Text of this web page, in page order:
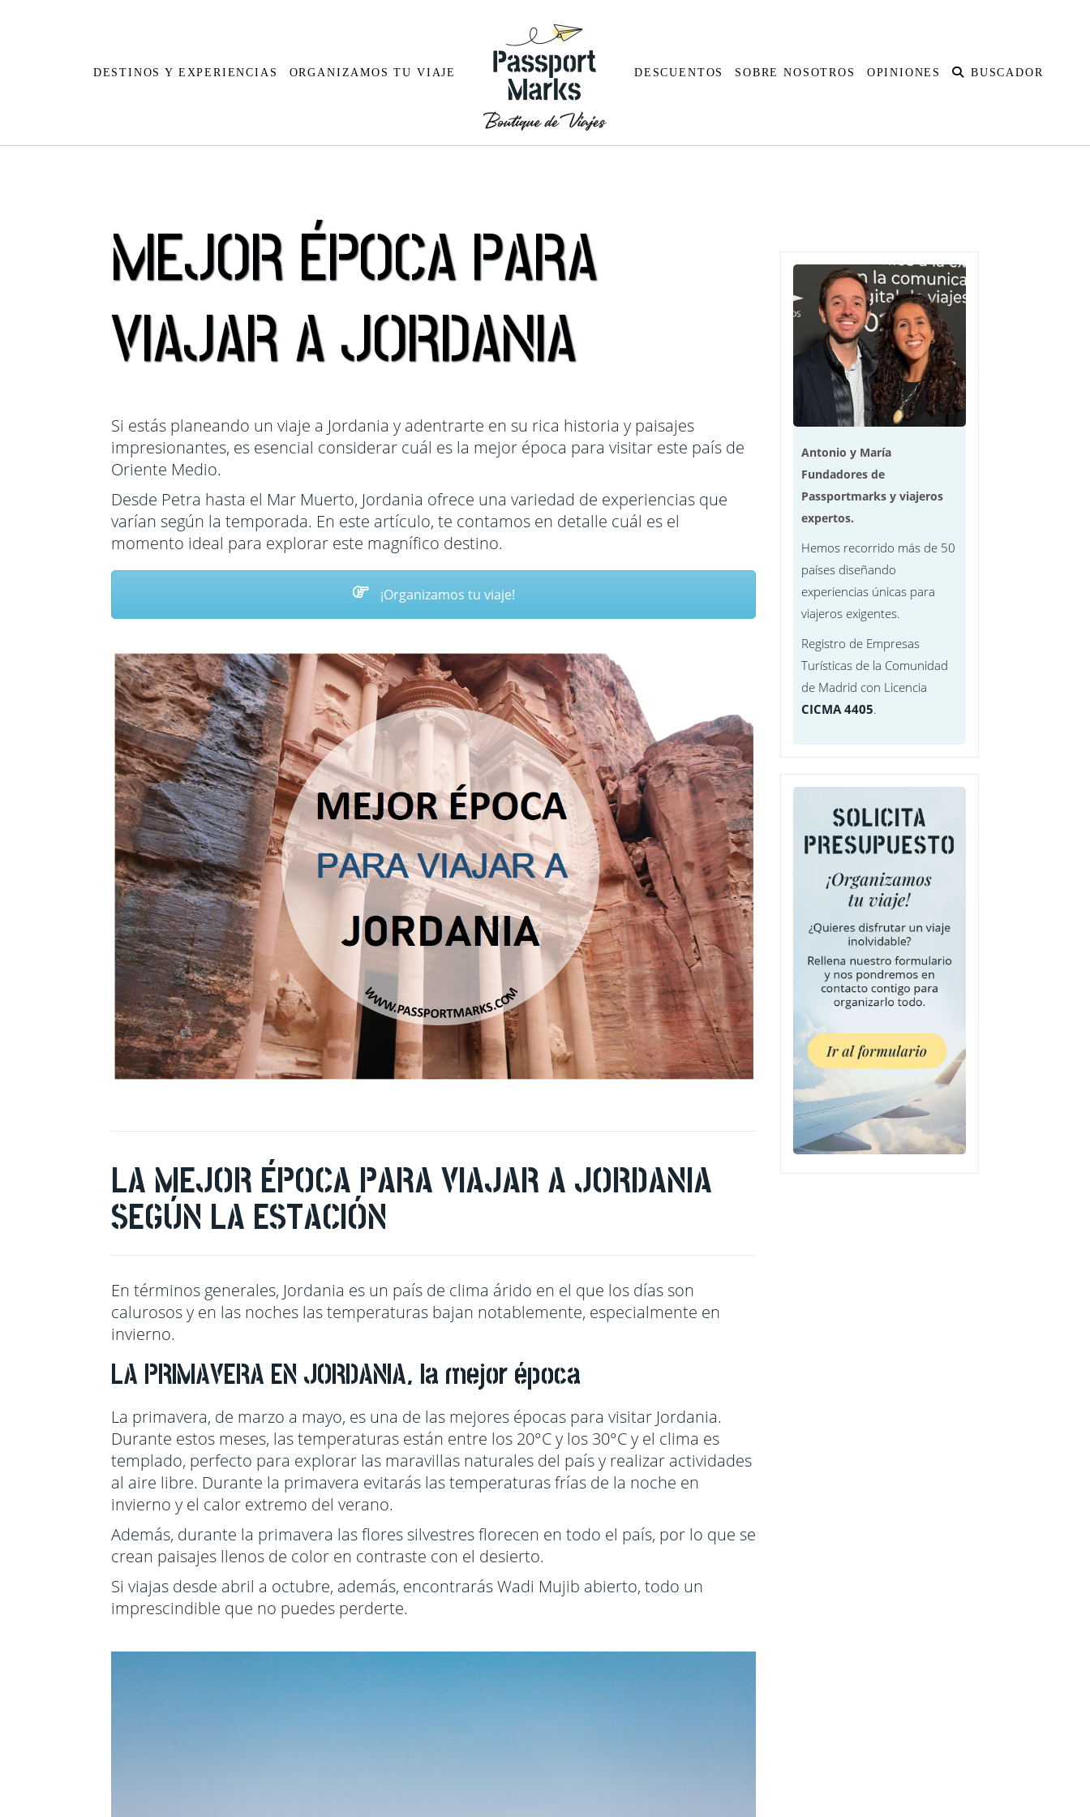
DESTINOS Y EXPERIENCIAS
Egipto
Kenia
Madagascar
Mauricio
Sudáfrica
Tanzania
Uganda
Zimbabwe
Argentina
Brasil
Colombia
Costa Rica
Guatemala
Panama
Perú
República Dominicana
Austria
Bélgica
España
Finlandia
Hungría
Italia
Noruega
Laponia
Portugal
Turquía
Indonesia
Japón
Jordania
Singapur
Sri Lanka
Tailandia
Vietnam
Nueva Zelanda
Polinesia Francesa
ORGANIZAMOS TU VIAJE DESCUENTOS SOBRE NOSOTROS OPINIONES BUSCADOR
MEJOR ÉPOCA PARA
VIAJAR A JORDANIA
Si estás planeando un viaje a Jordania y adentrarte en su rica historia y paisajes
impresionantes, es esencial considerar cuál es la mejor época para visitar este país de
Oriente Medio.
Desde Petra hasta el Mar Muerto, Jordania ofrece una variedad de experiencias que
varían según la temporada. En este artículo, te contamos en detalle cuál es el
momento ideal para explorar este magnífico destino.
¡Organizamos tu viaje!
LA MEJOR ÉPOCA PARA VIAJAR A JORDANIA
SEGÚN LA ESTACIÓN
En términos generales, Jordania es un país de clima árido en el que los días son
calurosos y en las noches las temperaturas bajan notablemente, especialmente en
invierno.
LA PRIMAVERA EN JORDANIA, la mejor época
La primavera, de marzo a mayo, es una de las mejores épocas para visitar Jordania.
Durante estos meses, las temperaturas están entre los 20°C y los 30°C y el clima es
templado, perfecto para explorar las maravillas naturales del país y realizar actividades
al aire libre. Durante la primavera evitarás las temperaturas frías de la noche en
invierno y el calor extremo del verano.
Además, durante la primavera las flores silvestres florecen en todo el país, por lo que se
crean paisajes llenos de color en contraste con el desierto.
Si viajas desde abril a octubre, además, encontrarás Wadi Mujib abierto, todo un
imprescindible que no puedes perderte.
Antonio y María
Fundadores de
Passportmarks y viajeros
expertos.
Hemos recorrido más de 50
países diseñando
experiencias únicas para
viajeros exigentes.
Registro de Empresas
Turísticas de la Comunidad
de Madrid con Licencia
CICMA 4405.